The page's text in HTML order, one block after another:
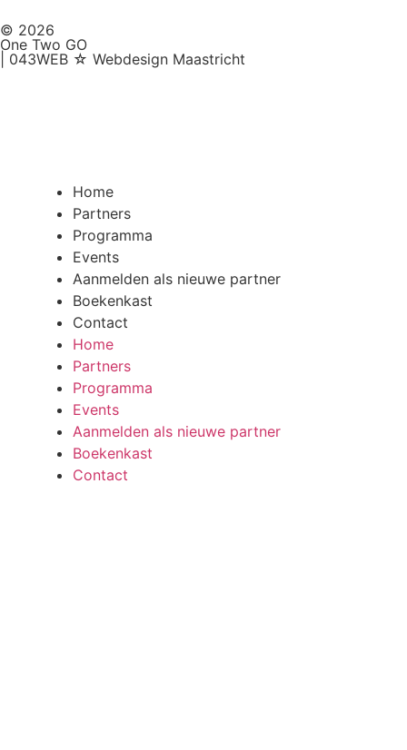
© 2026
One Two GO
| 043WEB ☆ Webdesign Maastricht
Home
Partners
Programma
Events
Aanmelden als nieuwe partner
Boekenkast
Contact
Home
Partners
Programma
Events
Aanmelden als nieuwe partner
Boekenkast
Contact